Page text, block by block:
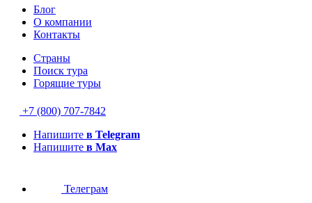
Блог
О компании
Контакты
Страны
Поиск тура
Горящие туры
+7 (800) 707-7842
Напишите в Telegram
Напишите в Max
Телеграм